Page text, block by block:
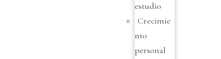
estudio
Crecimie
nto
personal